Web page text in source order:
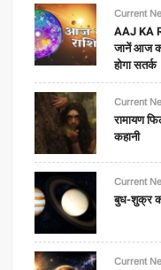
Current
AAJ KA
जानें आज
होगा सतर्क
Current
रामायण
कहानी
Current
बुध-शुक्र
Current